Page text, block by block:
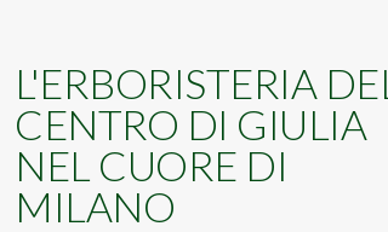
L'ERBORISTERIA DEL
CENTRO DI GIULIA
NEL CUORE DI
MILANO